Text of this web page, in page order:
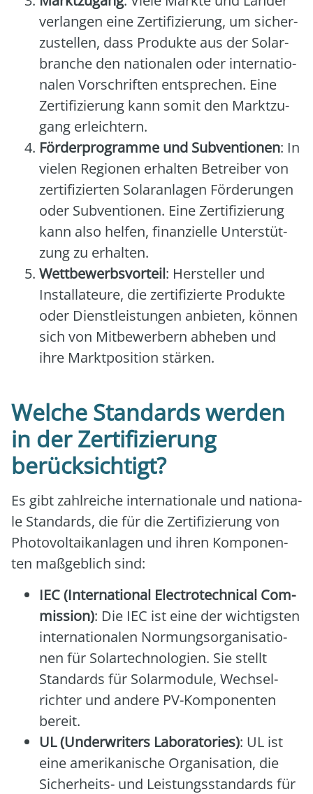
ver­lan­gen eine Zer­ti­fi­zie­rung, um sicher­
zu­stel­len, dass Pro­duk­te aus der Solar­
bran­che den natio­na­len oder inter­na­tio­
na­len Vor­schrif­ten ent­spre­chen. Eine
Zer­ti­fi­zie­rung kann somit den Markt­zu­
gang erleich­tern.
För­der­pro­gram­me und Sub­ven­tio­nen: In
vie­len Regio­nen erhal­ten Betrei­ber von
zer­ti­fi­zier­ten Solar­an­la­gen För­de­run­gen
oder Sub­ven­tio­nen. Eine Zer­ti­fi­zie­rung
kann also hel­fen, finan­zi­el­le Unter­stüt­
zung zu erhal­ten.
Wett­be­werbs­vor­teil: Her­stel­ler und
Instal­la­teu­re, die zer­ti­fi­zier­te Pro­duk­te
oder Dienst­leis­tun­gen anbie­ten, kön­nen
sich von Mit­be­wer­bern abhe­ben und
ihre Markt­po­si­ti­on stär­ken.
Welche Standards werden
in der Zertifizierung
berücksichtigt?
Es gibt zahl­rei­che inter­na­tio­na­le und natio­na­
le Stan­dards, die für die Zer­ti­fi­zie­rung von
Pho­to­vol­ta­ik­an­la­gen und ihren Kom­po­nen­
ten maß­geb­lich sind:
IEC (Inter­na­tio­nal Elec­tro­tech­ni­cal Com­
mis­si­on): Die IEC ist eine der wich­tigs­ten
inter­na­tio­na­len Nor­mungs­or­ga­ni­sa­tio­
nen für Solar­tech­no­lo­gien. Sie stellt
Stan­dards für Solar­mo­du­le, Wech­sel­
rich­ter und ande­re PV-Kom­po­nen­ten
bereit.
UL (Under­wri­ters Labo­ra­to­ries): UL ist
eine ame­ri­ka­ni­sche Orga­ni­sa­ti­on, die
Sicher­heits- und Leis­tungs­stan­dards für